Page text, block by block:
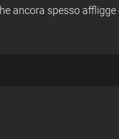
ancora spesso